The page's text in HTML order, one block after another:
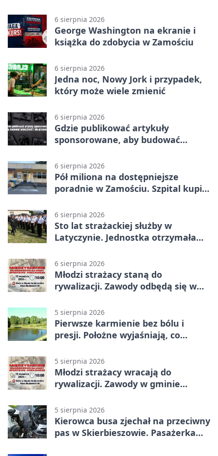
6 sierpnia 2026
George Washington na ekranie i
książka do zdobycia w Zamościu
6 sierpnia 2026
Jedna noc, Nowy Jork i przypadek,
który może wiele zmienić
6 sierpnia 2026
Gdzie publikować artykuły
sponsorowane, aby budować
6 sierpnia 2026
Pół miliona na dostępniejsze
poradnie w Zamościu. Szpital kupi
6 sierpnia 2026
Sto lat strażackiej służby w
Latyczynie. Jednostka otrzymała
6 sierpnia 2026
Młodzi strażacy staną do
rywalizacji. Zawody odbędą się w
5 sierpnia 2026
Pierwsze karmienie bez bólu i
presji. Położne wyjaśniają, co
5 sierpnia 2026
Młodzi strażacy wracają do
rywalizacji. Zawody w gminie
5 sierpnia 2026
Kierowca busa zjechał na przeciwny
pas w Skierbieszowie. Pasażerka